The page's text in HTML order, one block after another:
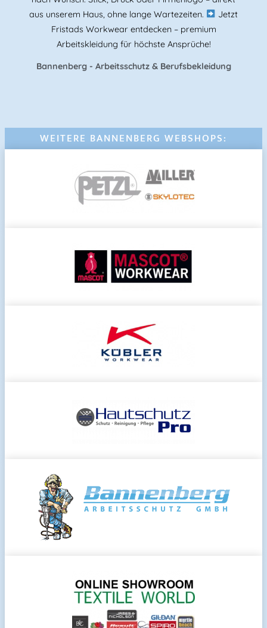
aus unserem Haus, ohne lange Wartezeiten.
Jetzt
Fristads Workwear entdecken – premium
Arbeitskleidung für höchste Ansprüche!
Bannenberg - Arbeitsschutz & Berufsbekleidung
WEITERE BANNENBERG WEBSHOPS: